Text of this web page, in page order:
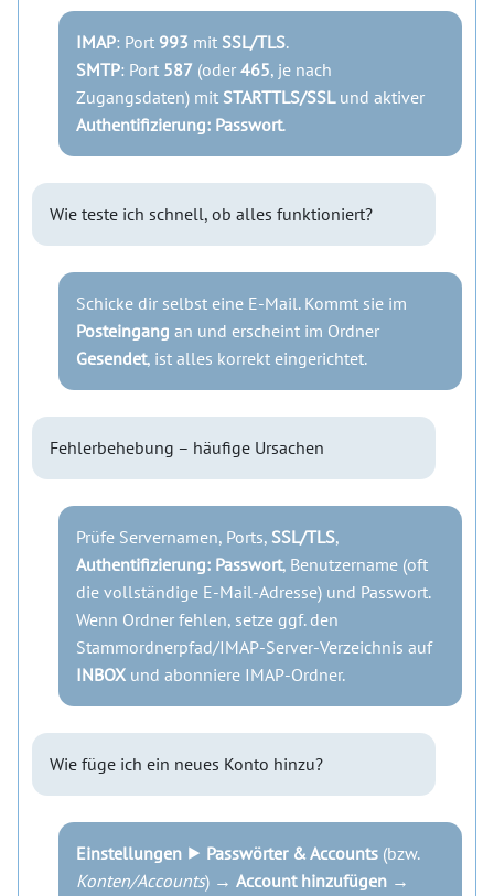
IMAP: Port 993 mit SSL/TLS.
SMTP: Port 587 (oder 465, je nach
Zugangsdaten) mit STARTTLS/SSLund aktiver
Authentifizierung: Passwort.
Wie teste ich schnell, ob alles funktioniert?
Schicke dir selbst eine E-Mail. Kommt sie im
Posteingang an und erscheint im Ordner
Gesendet, ist alles korrekt eingerichtet.
Fehlerbehebung – häufige Ursachen
Prüfe Servernamen, Ports, SSL/TLS,
Authentifizierung: Passwort, Benutzername (oft
die vollständige E-Mail-Adresse) und Passwort.
Wenn Ordner fehlen, setze ggf. den
Stammordnerpfad/IMAP-Server-Verzeichnis auf
INBOX und abonniere IMAP-Ordner.
Wie füge ich ein neues Konto hinzu?
Einstellungen ⯈ Passwörter & Accounts (bzw.
Konten/Accounts) → Account hinzufügen →